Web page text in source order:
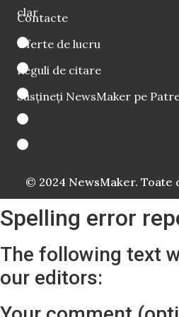
clar
Contacte
Oferte de lucru
Reguli de citare
Susțineți NewsMaker pe
© 2024 NewsMaker.
Spelling error
The following text
our editors: